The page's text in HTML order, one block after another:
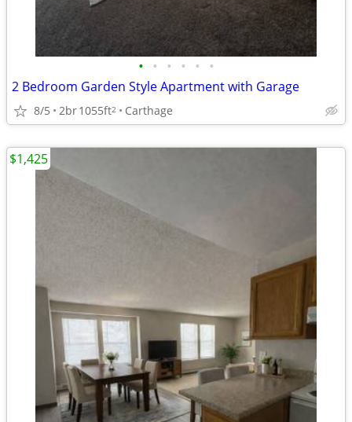
• • • • • •
2 Bedroom Garden Style Apartment with Garage
8/5 2br1055ft2 Carthage
$1,425